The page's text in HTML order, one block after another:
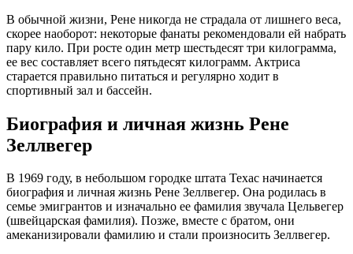
В обычной жизни, Рене никогда не страдала от лишнего веса,
скорее наоборот: некоторые фанаты рекомендовали ей набрать
пару кило. При росте один метр шестьдесят три килограмма,
ее вес составляет всего пятьдесят килограмм. Актриса
старается правильно питаться и регулярно ходит в
спортивный зал и бассейн.
Биография и личная жизнь Рене
Зеллвегер
В 1969 году, в небольшом городке штата Техас начинается
биография и личная жизнь Рене Зеллвегер. Она родилась в
семье эмигрантов и изначально ее фамилия звучала Цельвегер
(швейцарская фамилия). Позже, вместе с братом, они
амеканизировали фамилию и стали произносить Зеллвегер.